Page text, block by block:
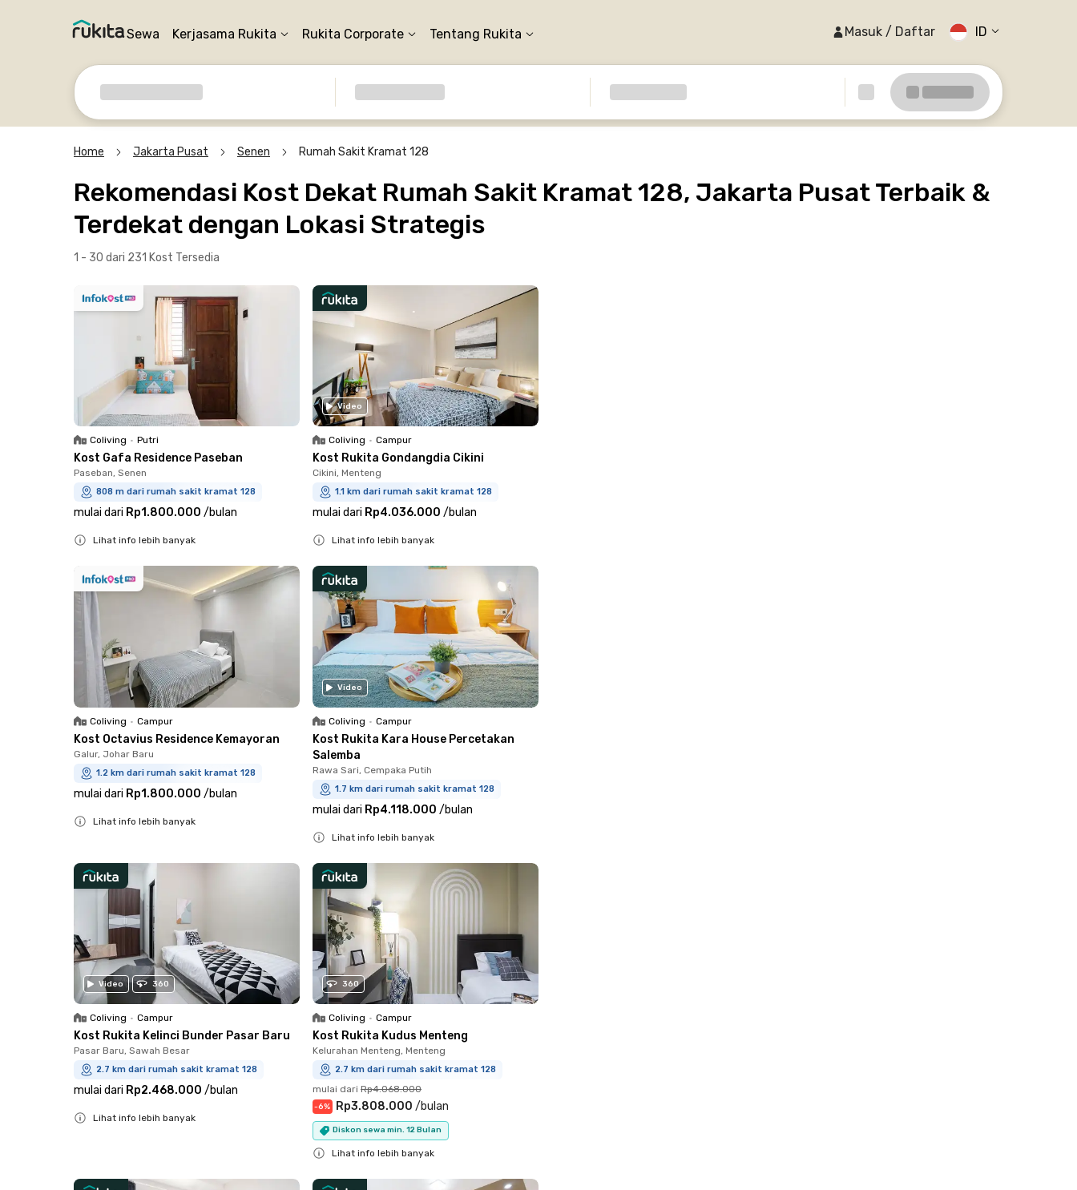
Sewa Kerjasama Rukita Rukita Corporate Tentang Rukita Masuk / Daftar ID
Home Jakarta Pusat Senen Rumah Sakit Kramat 128
Rekomendasi Kost Dekat Rumah Sakit Kramat 128, Jakarta Pusat Terbaik &
Terdekat dengan Lokasi Strategis
1 - 30 dari 231 Kost Tersedia
Coliving • Putri
Kost Gafa Residence Paseban
Paseban, Senen
808 m dari rumah sakit kramat 128
mulai dari Rp1.800.000 /bulan
Lihat info lebih banyak
Video
Coliving • Campur
Kost Rukita Gondangdia Cikini
Cikini, Menteng
1.1 km dari rumah sakit kramat 128
mulai dari Rp4.036.000 /bulan
Lihat info lebih banyak
Coliving • Campur
Kost Octavius Residence Kemayoran
Galur, Johar Baru
1.2 km dari rumah sakit kramat 128
mulai dari Rp1.800.000 /bulan
Lihat info lebih banyak
Video
Coliving • Campur
Kost Rukita Kara House Percetakan
Salemba
Rawa Sari, Cempaka Putih
1.7 km dari rumah sakit kramat 128
mulai dari Rp4.118.000 /bulan
Lihat info lebih banyak
Video 360
Coliving • Campur
Kost Rukita Kelinci Bunder Pasar Baru
Pasar Baru, Sawah Besar
2.7 km dari rumah sakit kramat 128
mulai dari Rp2.468.000 /bulan
Lihat info lebih banyak
360
Coliving • Campur
Kost Rukita Kudus Menteng
Kelurahan Menteng, Menteng
2.7 km dari rumah sakit kramat 128
mulai dari Rp4.068.000
-6% Rp3.808.000 /bulan
Diskon sewa min. 12 Bulan
Lihat info lebih banyak